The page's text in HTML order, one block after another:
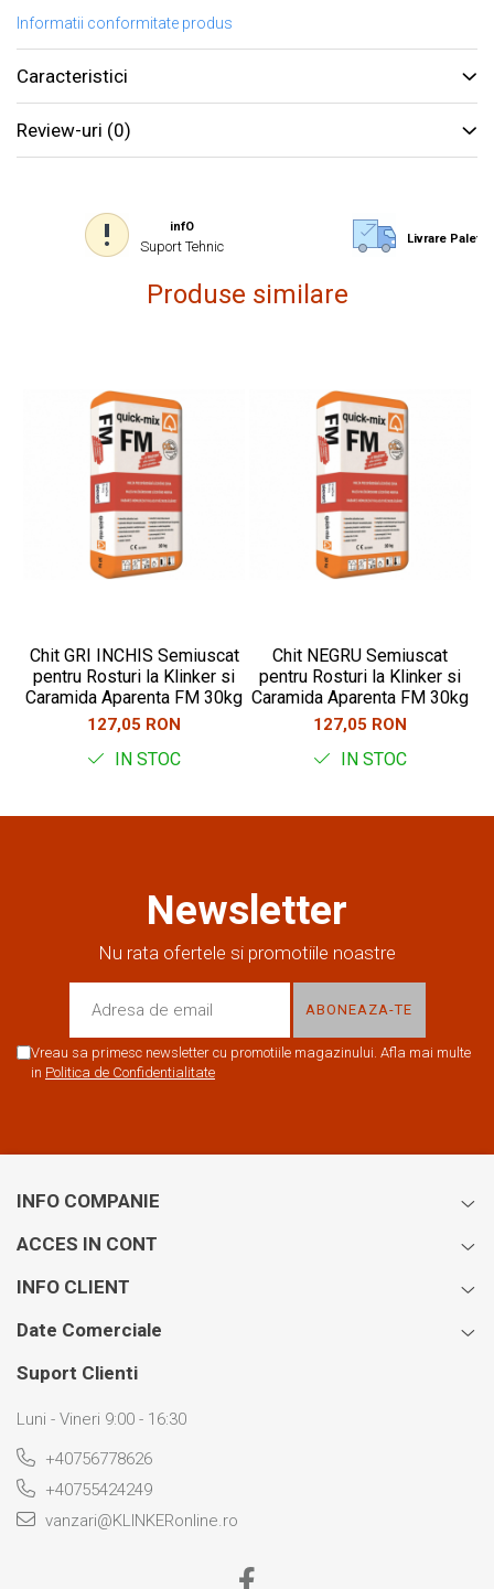
Informatii conformitate produs
Caracteristici
Review-uri (0)
infO
Suport Tehnic Livrare
Produse similare
Chit GRI INCHIS Semiuscat
pentru Rosturi la Klinker si
Caramida Aparenta FM 30kg
127,05 RON
IN STOC
Chit NEGRU Semiuscat
pentru Rosturi la Klinker si
Caramida Aparenta FM 30kg
127,05 RON
IN STOC
Newsletter
Nu rata ofertele si promotiile noastre
Vreau sa primesc newsletter cu promotiile magazinului. Afla mai multe
in Politica de Confidentialitate
INFO COMPANIE
ACCES IN CONT
INFO CLIENT
Date Comerciale
Suport Clienti
Luni - Vineri 9:00 - 16:30
+40756778626
+40755424249
vanzari@KLINKERonline.ro